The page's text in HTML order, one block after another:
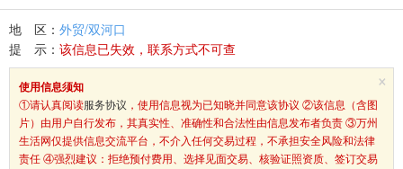
地 区： 外贸/双河口
提 示： 该信息已失效，联系方式不可查
×
使用信息须知
①请认真阅读服务协议 ，使用信息视为已知晓并同意该协议 ②该信息（含图
片）由用户自行发布，其真实性、准确性和合法性由信息发布者负责 ③万州
生活网仅提供信息交流平台，不介入任何交易过程，不承担安全风险和法律
责任 ④强烈建议：拒绝预付费用、选择见面交易、核验证照资质、签订交易